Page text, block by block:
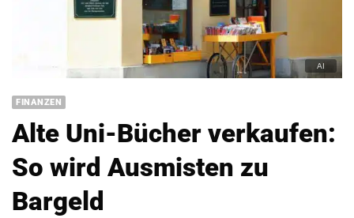
FINANZEN
Alte Uni-Bücher verkaufen:
So wird Ausmisten zu
Bargeld